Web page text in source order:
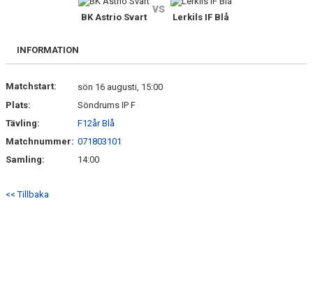
BLI MEDLEM
SÖNDRUMS IP
TRYGG I ASTRIO
ASTRIOSHOPEN
BK Astrio Svart
vs
Lerkils IF Blå
INFORMATION
Matchstart:
sön 16 augusti, 15:00
Plats:
Söndrums IP F
Tävling:
F12år Blå
Matchnummer: 071803101
Samling:
14:00
<< Tillbaka